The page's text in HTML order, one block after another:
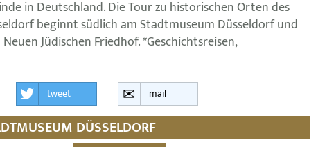
in Deutschland. Die Tour zu historischen Orten des
beginnt südlich am Stadtmuseum Düsseldorf und
Jüdischen Friedhof. *Geschichtsreisen,
tweet mail
DÜSSELDORF